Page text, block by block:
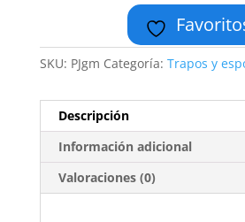
SKU: PJgm Categoría: Trapos y
Descripción
Información adicional
Valoraciones (0)